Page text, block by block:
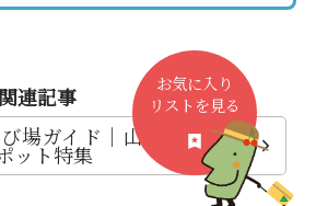
連記事
場ガイド｜山形で子供が
ット特集
お気に入り
リストを見る